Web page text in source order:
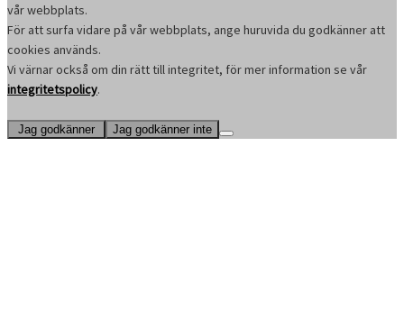
vår webbplats.
För att surfa vidare på vår webbplats, ange huruvida du godkänner att
cookies används.
Vi värnar också om din rätt till integritet, för mer information se vår
integritetspolicy.
Jag godkänner Jag godkänner inte